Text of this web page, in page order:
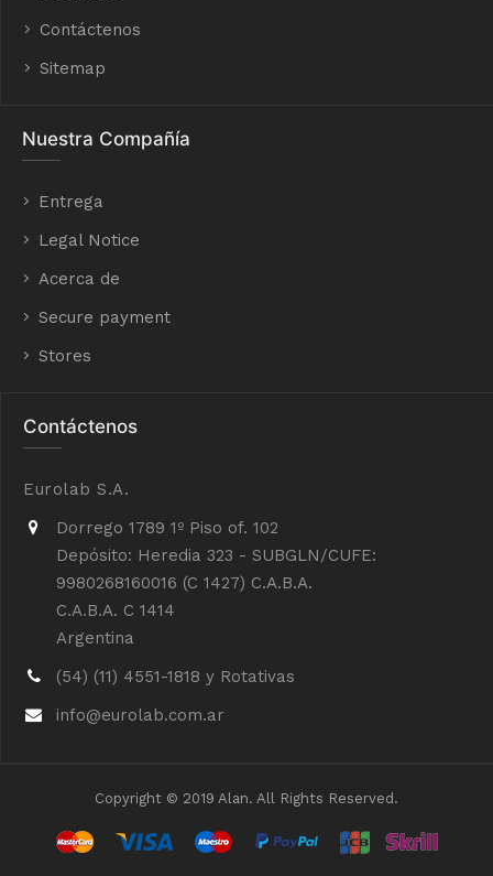
Contáctenos
Sitemap
Nuestra Compañía
Entrega
Legal Notice
Acerca de
Secure payment
Stores
Contáctenos
Eurolab S.A.
Dorrego 1789 1º Piso of. 102
Depósito: Heredia 323 - SUBGLN/CUFE:
9980268160016 (C 1427) C.A.B.A.
C.A.B.A. C 1414
Argentina
(54) (11) 4551-1818 y Rotativas
info@eurolab.com.ar
Copyright © 2019 Alan. All Rights Reserved.